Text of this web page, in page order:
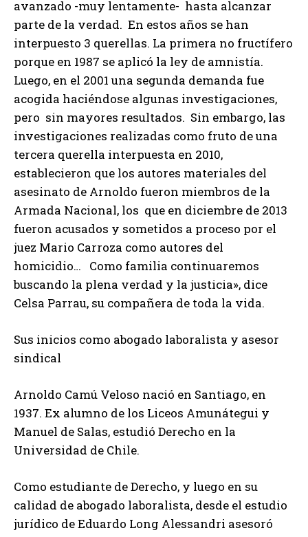
avanzado -muy lentamente- hasta alcanzar
parte de la verdad. En estos años se han
interpuesto 3 querellas. La primera no fructífero
porque en 1987 se aplicó la ley de amnistía.
Luego, en el 2001 una segunda demanda fue
acogida haciéndose algunas investigaciones,
pero sin mayores resultados. Sin embargo, las
investigaciones realizadas como fruto de una
tercera querella interpuesta en 2010,
establecieron que los autores materiales del
asesinato de Arnoldo fueron miembros de la
Armada Nacional, los que en diciembre de 2013
fueron acusados y sometidos a proceso por el
juez Mario Carroza como autores del
homicidio… Como familia continuaremos
buscando la plena verdad y la justicia», dice
Celsa Parrau, su compañera de toda la vida.
Sus inicios como abogado laboralista y asesor
sindical
Arnoldo Camú Veloso nació en Santiago, en
1937. Ex alumno de los Liceos Amunátegui y
Manuel de Salas, estudió Derecho en la
Universidad de Chile.
Como estudiante de Derecho, y luego en su
calidad de abogado laboralista, desde el estudio
jurídico de Eduardo Long Alessandri asesoró